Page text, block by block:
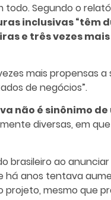
Segundo o
inclusivas “têm
e três vezes
mais propensas
de negócios”.
não é sinônimo
diversas, em
brasileiro ao
há anos tentava
projeto, mesmo que